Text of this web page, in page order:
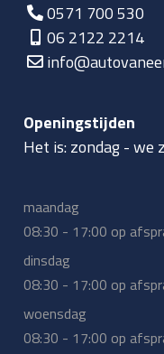
0571 700 530
06 2122 2214
Openingstijden
Het is:zondag-we
maandag
08:30 - 17:00 op
dinsdag
08:30 - 17:00 op
woensdag
08:30 - 17:00 op